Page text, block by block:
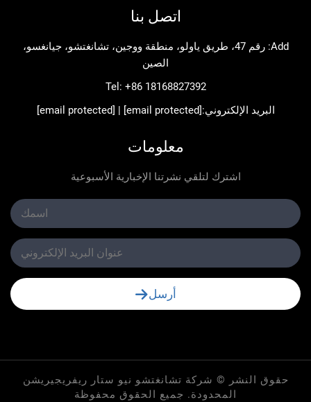
Add: رقم 47، طريق ياولو، منطقة ووجين، تشانغتشو، جيانغسو،
Tel:+86 18168827392
الإلكتروني:[email protected]
|
[email protected]
معلومات
اشترك لتلقي نشرتنا الإخبارية الأسبوعية
© شركة تشانغتشو نيو ستار ريفريجيريشن
المحدودة. جميع الحقوق محفوظة